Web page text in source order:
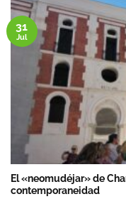
El «neomudéjar» de
contemporaneidad
31
Jul